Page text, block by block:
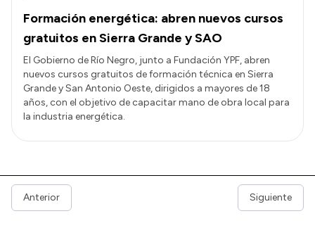
Formación energética: abren nuevos cursos
gratuitos en Sierra Grande y SAO
El Gobierno de Río Negro, junto a Fundación YPF, abren
nuevos cursos gratuitos de formación técnica en Sierra
Grande y San Antonio Oeste, dirigidos a mayores de 18
años, con el objetivo de capacitar mano de obra local para
la industria energética.
Anterior Siguiente